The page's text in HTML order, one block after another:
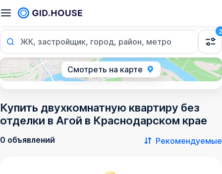
ЖК, застройщик, город, район, метро
2
Смотреть на карте
Купить двухкомнатную квартиру без
отделки в Агой в Краснодарском крае
0 объявлений Рекомендуемые